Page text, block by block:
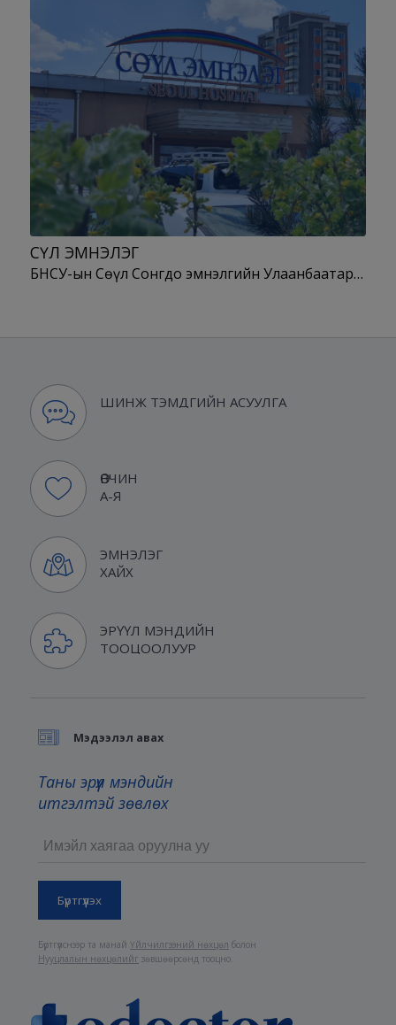
СӨҮЛ ЭМНЭЛЭГ
БНСУ-ын Сөүл Сонгдо эмнэлгийн Улаанбаатар…
ШИНЖ ТЭМДГИЙН АСУУЛГА
ӨВЧИН
А-Я
ЭМНЭЛЭГ
ХАЙХ
ЭРҮҮЛ МЭНДИЙН
ТООЦООЛУУР
Мэдээлэл авах
Таны эрүүл мэндийн
итгэлтэй зөвлөх
Бүртгүүлснээр та манайҮйлчилгээний нөхцөл болон
Нууцлалын нөхцөлийг зөвшөөрсөнд тооцно.